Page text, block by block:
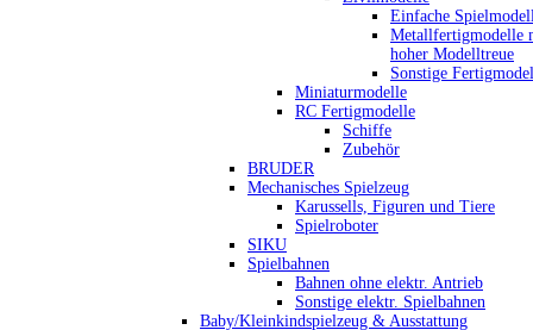
Einfache
Metallfertigmodelle
hoher Modelltreue
Sonstige
Miniaturmodelle
RC Fertigmodelle
Schiffe
Zubehör
BRUDER
Mechanisches Spielzeug
Karussells, Figuren und Tiere
Spielroboter
SIKU
Spielbahnen
Bahnen ohne elektr. Antrieb
Sonstige elektr. Spielbahnen
Baby/Kleinkindspielzeug & Ausstattung